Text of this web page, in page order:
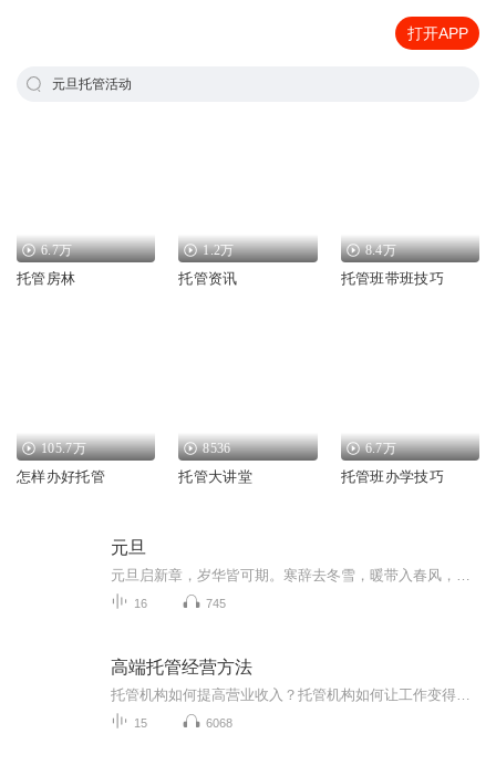
打开APP
元旦托管活动
6.7万
托管房林
1.2万
托管资讯
8.4万
托管班带班技巧
105.7万
怎样办好托管
8536
托管大讲堂
6.7万
托管班办学技巧
元旦
16 745
高端托管经营方法
15 6068